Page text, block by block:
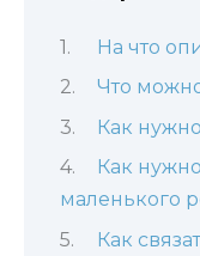
На что
Что
Как
Как
маленького
Как